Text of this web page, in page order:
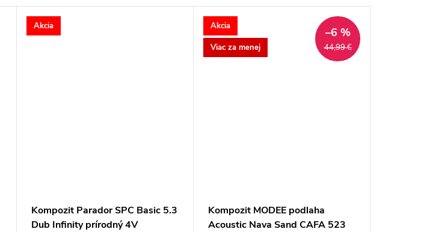
Akcia
Kompozit Parador SPC Basic 5.3
Dub Infinity prírodný 4V
Akcia
Viac za menej
44,99 €
–6 %
Kompozit MODEE podlaha
Acoustic Nava Sand CAFA 523